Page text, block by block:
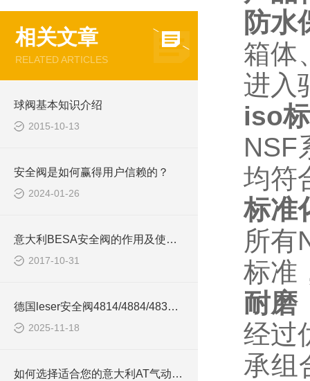
相关文章
RELATED ARTICLES
球阀基本知识介绍
2015-10-13
安全阀是如何赢得用户信赖的？
2024-01-26
意大利BESA安全阀的作用及使用注意事项
2017-10-31
德国leser安全阀4814/4884/4834系列的区别
2025-11-18
如何选择适合您的意大利AT气动执行器？
防水
箱体
进入
iso
NSF
均符
标准
所有
标准
耐磨
经过
承组